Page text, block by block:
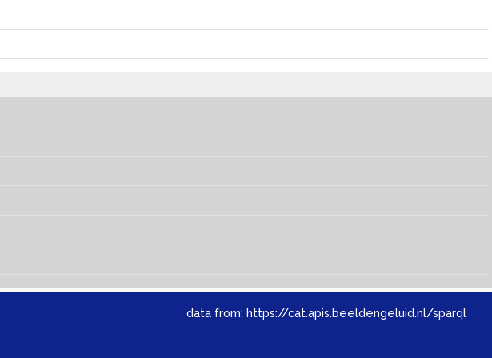
data from: https://cat.apis.beeldengeluid.nl/sparql